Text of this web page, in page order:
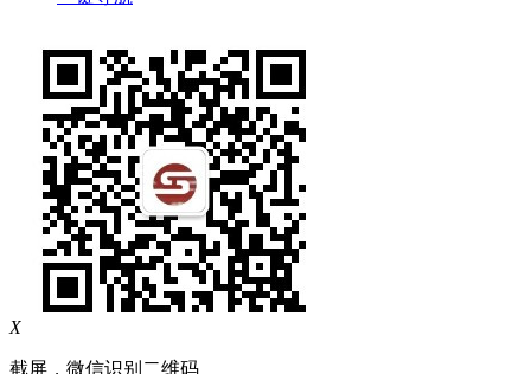
X
截屏，微信识别二维码